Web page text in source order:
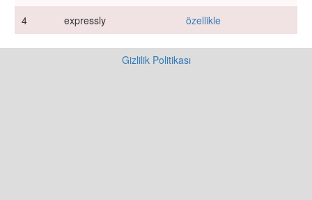
4
expressly özellikle
Gizlilik Politikası